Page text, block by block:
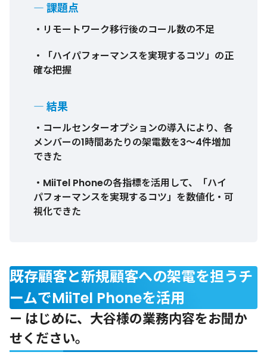
― 課題点
・リモートワーク移行後のコール数の不足
・「ハイパフォーマンスを実現するコツ」の正
確な把握
― 結果
・コールセンターオプションの導入により、各
メンバーの1時間あたりの架電数を3〜4件増加
できた
・MiiTel Phoneの各指標を活用して、「ハイ
パフォーマンスを実現するコツ」を数値化・可
視化できた
既存顧客と新規顧客への架電を担うチ
ームでMiiTel Phoneを活用
— はじめに、大谷様の業務内容をお聞か
せください。